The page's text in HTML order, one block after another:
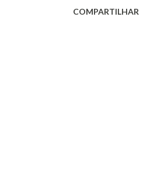
COMPARTILHAR